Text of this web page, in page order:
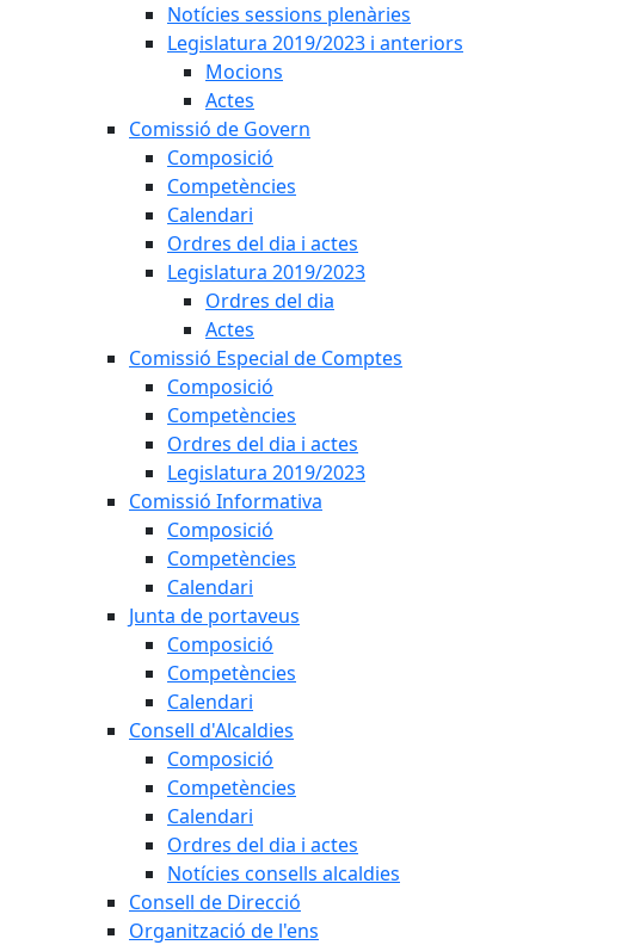
Notícies sessions plenàries
Legislatura 2019/2023 i anteriors
Mocions
Actes
Comissió de Govern
Composició
Competències
Calendari
Ordres del dia i actes
Legislatura 2019/2023
Ordres del dia
Actes
Comissió Especial de Comptes
Composició
Competències
Ordres del dia i actes
Legislatura 2019/2023
Comissió Informativa
Composició
Competències
Calendari
Junta de portaveus
Composició
Competències
Calendari
Consell d'Alcaldies
Composició
Competències
Calendari
Ordres del dia i actes
Notícies consells alcaldies
Consell de Direcció
Organització de l'ens